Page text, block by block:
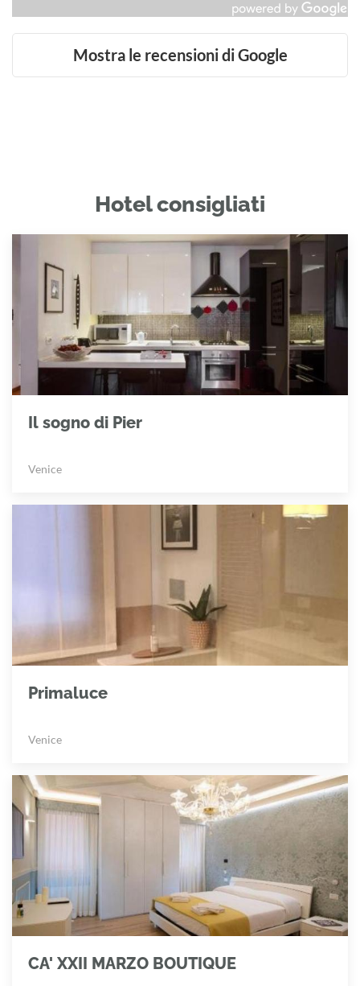
Mostra le recensioni di Google
Hotel consigliati
Il sogno di Pier
Venice
Primaluce
Venice
CA' XXII MARZO BOUTIQUE